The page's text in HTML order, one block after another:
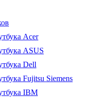
Acer
ASUS
Dell
Fujitsu Siemens
IBM